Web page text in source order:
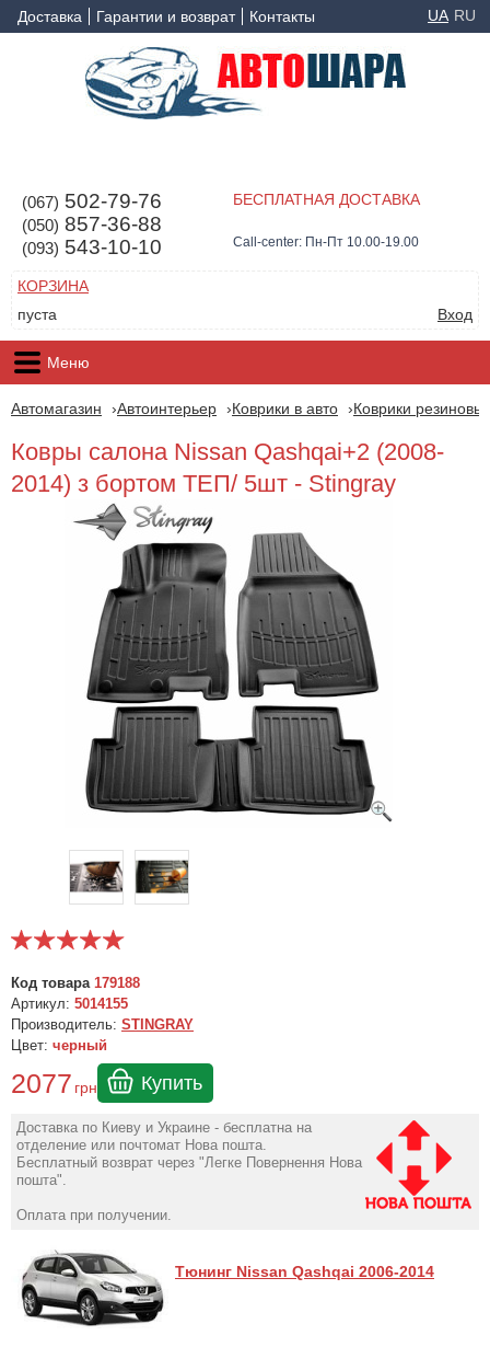
Доставка Гарантии и возврат Контакты UA RU
(067) 502-79-76
(050) 857-36-88
(093) 543-10-10
БЕСПЛАТНАЯ ДОСТАВКА
Call-center: Пн-Пт 10.00-19.00
КОРЗИНА
пуста
Вход
Меню
Автомагазин Автоинтерьер Коврики в авто Коврики
Ковры салона Nissan Qashqai+2 (2008-
2014) з бортом ТЕП/ 5шт - Stingray
Код товара 179188
Артикул: 5014155
Производитель: STINGRAY
Цвет: черный
2077 грн Купить
Доставка по Киеву и Украине - бесплатна на
отделение или почтомат Нова пошта.
Бесплатный возврат через "Легке Повернення Нова
пошта".
Оплата при получении.
Тюнинг Nissan Qashqai 2006-2014